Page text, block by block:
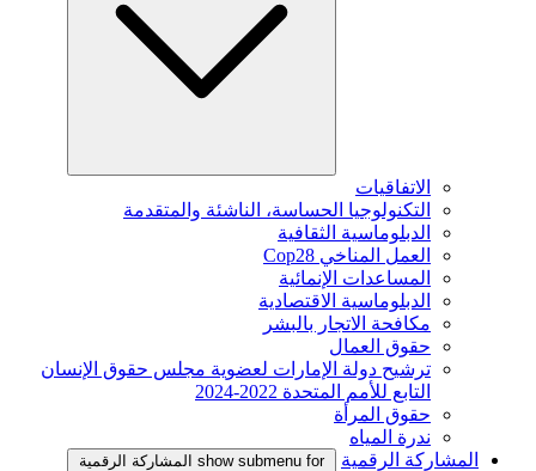
الاتفاقيات
التكنولوجيا الحساسة، الناشئة والمتقدمة
الدبلوماسية الثقافية
العمل المناخي Cop28
المساعدات الإنمائية
الدبلوماسية الاقتصادية
مكافحة الاتجار بالبشر
حقوق العمال
ترشيح دولة الإمارات لعضوية مجلس حقوق الإنسان
التابع للأمم المتحدة 2022-2024
حقوق المرأة
ندرة المياه
المشاركة الرقمية
show submenu for المشاركة الرقمية